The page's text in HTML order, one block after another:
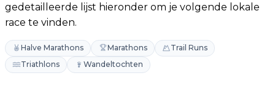
gedetailleerde lijst hieronder om je volgende lokale
race te vinden.
Halve Marathons Marathons
Trail Runs
Triathlons
Wandeltochten